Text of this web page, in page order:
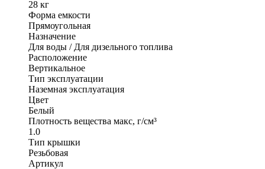
28 кг
Форма емкости
Прямоугольная
Назначение
Для воды / Для дизельного топлива
Расположение
Вертикальное
Тип эксплуатации
Наземная эксплуатация
Цвет
Белый
Плотность вещества макс, г/см³
1.0
Тип крышки
Резьбовая
Артикул